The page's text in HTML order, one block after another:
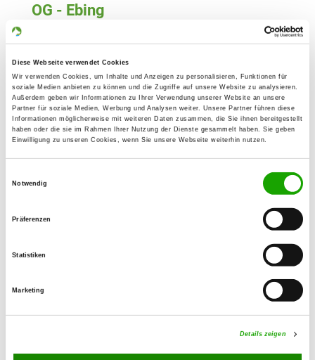
Diese Webseite verwendet Cookies
Wir verwenden Cookies, um Inhalte und Anzeigen zu personalisieren, Funktionen für
soziale Medien anbieten zu können und die Zugriffe auf unsere Website zu analysieren.
Außerdem geben wir Informationen zu Ihrer Verwendung unserer Website an unsere
Partner für soziale Medien, Werbung und Analysen weiter. Unsere Partner führen diese
Informationen möglicherweise mit weiteren Daten zusammen, die Sie ihnen bereitgestellt
haben oder die sie im Rahmen Ihrer Nutzung der Dienste gesammelt haben. Sie geben
Einwilligung zu unseren Cookies, wenn Sie unsere Webseite weiterhin nutzen.
Notwendig
Präferenzen
Statistiken
Marketing
Details zeigen
OG - Ebing
Details
96179 Rattelsdorf-Ebing
OG - Ermershausen
Details
Sportplatzweg
96126 Ermershausen
Details
Reutersbrunner Weg
OG - Schweinfurt e.V.
Details